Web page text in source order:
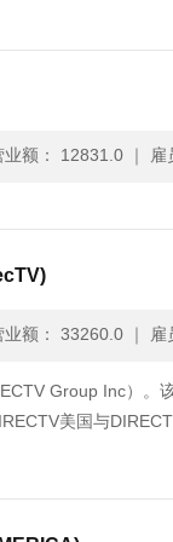
业额： 12831.0 ｜ 雇
业额： 33260.0 ｜ 雇
Group Inc）。
美国与